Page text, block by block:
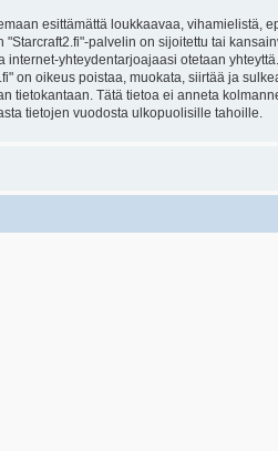
esittämättä loukkaavaa, vihamielistä,
"Starcraft2.fi"-palvelin on sijoitettu tai
internet-yhteydentarjoajaasi otetaan
on oikeus poistaa, muokata, siirtää ja
tietokantaan. Tätä tietoa ei anneta
tietojen vuodosta ulkopuolisille tahoille.